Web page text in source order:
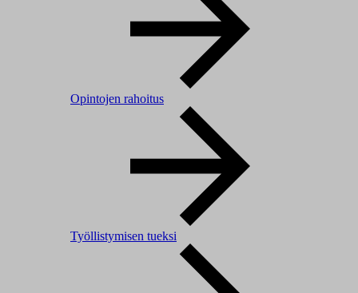
Opintojen rahoitus
Työllistymisen tueksi